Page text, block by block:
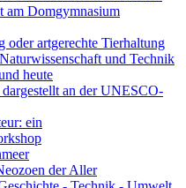
Domgymnasium
oder artgerechte Tierhaltung
und Technik
heute
an der UNESCO-
ein
der Aller